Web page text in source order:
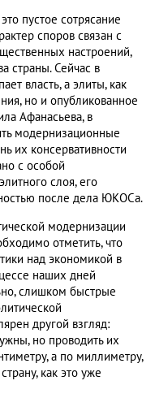
пустое сотрясание
споров связан с
настроений,
страны. Сейчас в
власть, а элиты, как
но и опубликованное
Афанасьева, в
модернизационные
их консервативности
с особой
слоя, его
после дела ЮКОСа.
модернизации
отметить, что
над экономикой в
наших дней
слишком быстрые
другой взгляд:
но проводить их
а по миллиметру,
как это уже